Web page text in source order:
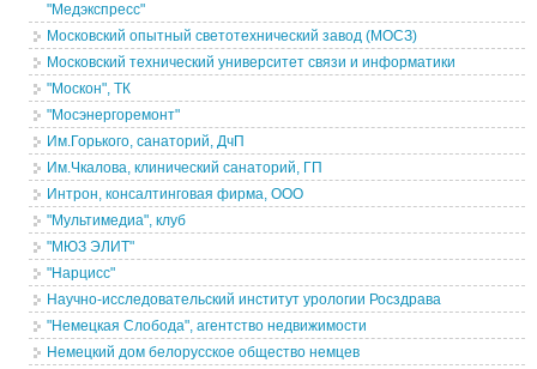
"Медэкспресс"
Московский опытный светотехнический завод (МОСЗ)
Московский технический университет связи и информатики
"Москон", ТК
"Мосэнергоремонт"
Им.Горького, санаторий, ДчП
Им.Чкалова, клинический санаторий, ГП
Интрон, консалтинговая фирма, ООО
"Мультимедиа", клуб
"МЮЗ ЭЛИТ"
"Нарцисс"
Научно-исследовательский институт урологии Росздрава
"Немецкая Слобода", агентство недвижимости
Немецкий дом белорусское общество немцев